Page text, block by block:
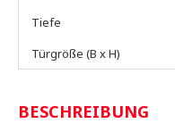
Tiefe
Türgröße (B x H)
BESCHREIBUNG